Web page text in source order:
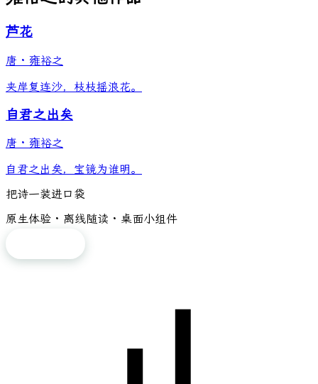
芦花
唐 · 雍裕之
夹岸复连沙，枝枝摇浪花。
自君之出矣
唐 · 雍裕之
自君之出矣，宝镜为谁明。
把诗一装进口袋
原生体验 · 离线随读 · 桌面小组件